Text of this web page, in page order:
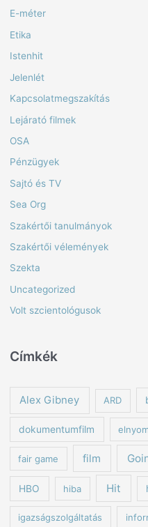
E-méter
Etika
Istenhit
Jelenlét
Kapcsolatmegszakítás
Lejárató filmek
OSA
Pénzügyek
Sajtó és TV
Sea Org
Szakértői tanulmányok
Szakértői vélemények
Szekta
Uncategorized
Volt szcientológusok
Címkék
Alex Gibney ARD
dokumentumfilm
fair game film
HBO hiba Hit
igazságszolgáltatás